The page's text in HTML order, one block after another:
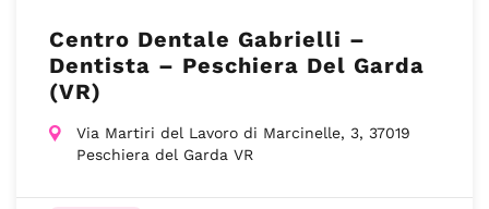
Centro Dentale Gabrielli –
Dentista – Peschiera Del Garda
(VR)
Via Martiri del Lavoro di Marcinelle, 3, 37019
Peschiera del Garda VR